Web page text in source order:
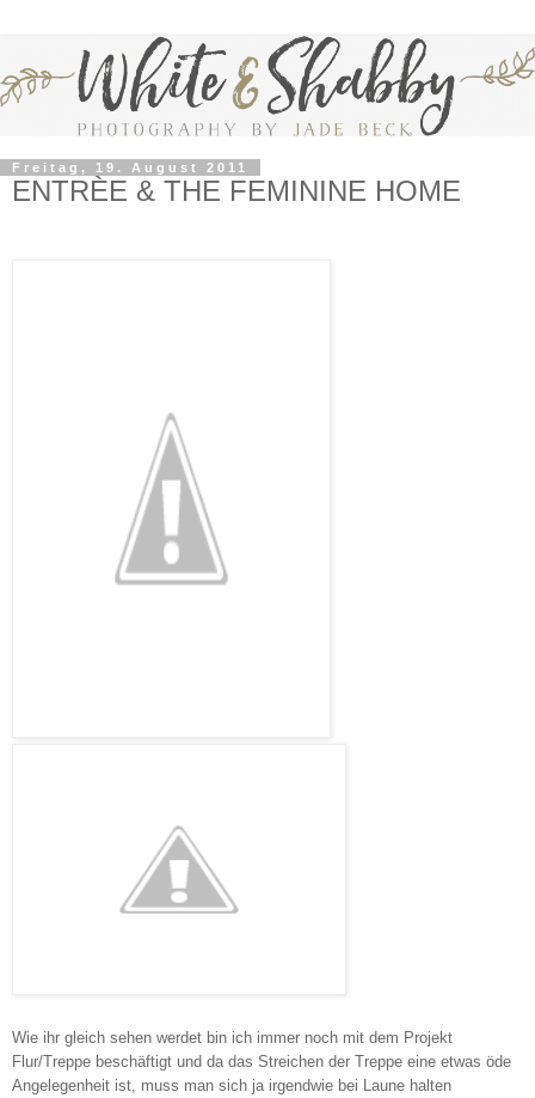
Freitag, 19. August 2011
ENTRÈE & THE FEMININE HOME
Wie ihr gleich sehen werdet bin ich immer noch mit dem Projekt
Flur/Treppe beschäftigt und da das Streichen der Treppe eine etwas öde
Angelegenheit ist, muss man sich ja irgendwie bei Laune halten